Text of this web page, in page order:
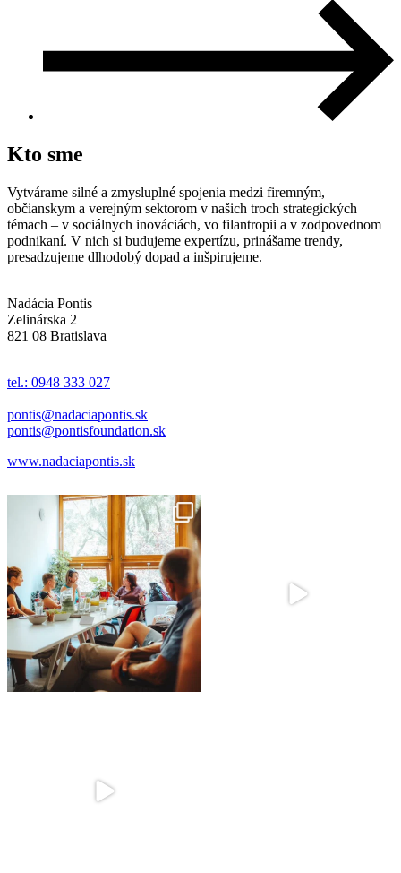
Kto sme
Vytvárame silné a zmysluplné spojenia medzi firemným,
občianskym a verejným sektorom v našich troch strategických
témach – v sociálnych inováciách, vo filantropii a v zodpovednom
podnikaní. V nich si budujeme expertízu, prinášame trendy,
presadzujeme dlhodobý dopad a inšpirujeme.
Nadácia Pontis
Zelinárska 2
821 08 Bratislava
tel.: 0948 333 027
pontis@nadaciapontis.sk
pontis@pontisfoundation.sk
www.nadaciapontis.sk